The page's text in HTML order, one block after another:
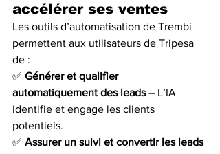
accélérer ses ventes
Les outils d’automatisation de Trembi
permettent aux utilisateurs de Tripesa
de :
✅ Générer et qualifier
automatiquement des leads – L’IA
identifie et engage les clients
potentiels.
✅ Assurer un suivi et convertir les leads